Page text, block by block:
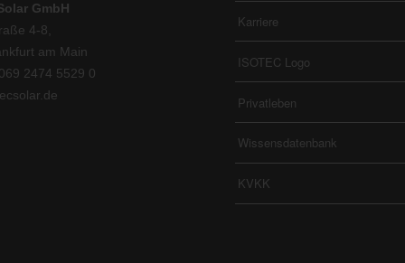
GmbH
4-8,
am Main
2474 5529 0
Karriere
ISOTEC Logo
Privatleben
Wissensdatenbank
KVKK